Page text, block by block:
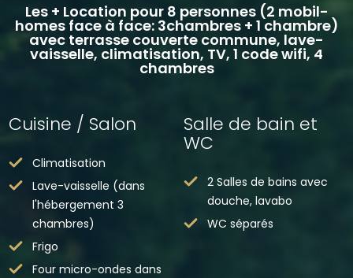
Les + Location pour 8 personnes (2 mobil-
homes face à face: 3chambres + 1 chambre)
avec terrasse couverte commune, lave-
vaisselle, climatisation, TV, 1 code wifi, 4
chambres
Cuisine / Salon
Climatisation
Lave-vaisselle (dans
l'hébergement 3
chambres)
Frigo
Four micro-ondes dans
Salle de bain et
WC
2 Salles de bains avec
douche, lavabo
WC séparés